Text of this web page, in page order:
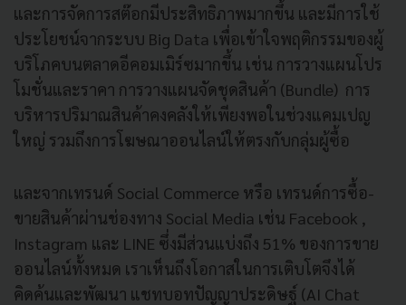
และการจัดการสต๊อกมีประสิทธิภาพมากขึ้น และมีการใช้
ประโยชน์จากระบบ Big Data เพื่อเข้าใจพฤติกรรมของผู้
บริโภคบนตลาดอีคอมเมิร์ซมากขึ้น เช่น การวางแผนโปร
โมชั่นและราคา การวางแผนจัดชุดสินค้า (Bundle) การ
บริหารปริมาณสินค้าคงคลังให้เพียงพอในช่วงแคมเปญ
ใหญ่ รวมถึงการโฆษณาออนไลน์ให้ตรงกับกลุ่มผู้ซื้อ
และจากเทรนด์ Social Commerce หรือ เทรนด์การซื้อ-
ขายสินค้าผ่านช่องทาง Social Media เช่น Facebook ,
Instagram และ LINE ซึ่งมีส่วนแบ่งถึง 51% ของการขาย
ออนไลน์ทั้งหมด เราเห็นถึงโอกาสในการเติบโตจึงได้
คิดค้นและพัฒนา แชทบอทปัญญาประดิษฐ์ (AI Chat